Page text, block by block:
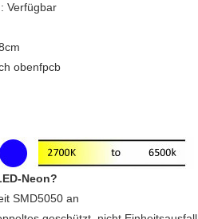
Verfügbar
obenfpcb
Neon?
SMD5050 an